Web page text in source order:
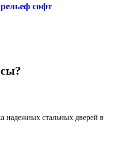
софт
надежных стальных дверей в